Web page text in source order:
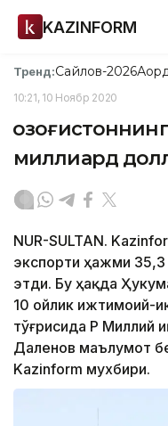
KAZINFORM
Тренд:Сайлов-2026
10:21, 10 Ноябр 2020
миллиард
NUR-SULTAN.
экспорти ҳажми
этди. Бу ҳақда
10 ойлик ижтимоий-
тўғрисида ҚР Миллий
Даленов маълумот
Kazinform мухбири.